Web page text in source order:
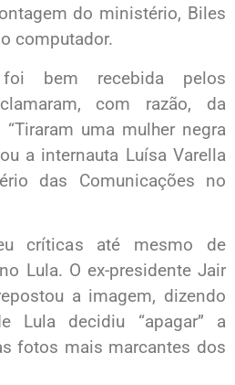
do ministério, Biles
computador.
bem recebida pelos
com razão, da
uma mulher negra
a internauta Luísa Varella
das Comunicações no
críticas até mesmo de
Lula. O ex-presidente Jair
a imagem, dizendo
Lula decidiu “apagar” a
fotos mais marcantes dos